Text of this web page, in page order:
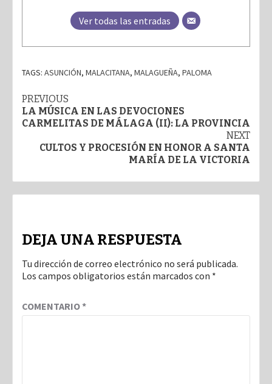
Ver todas las entradas
TAGS: ASUNCIÓN, MALACITANA, MALAGUEÑA, PALOMA
Post
navigation
PREVIOUS
LA MÚSICA EN LAS DEVOCIONES
CARMELITAS DE MÁLAGA (II): LA PROVINCIA
NEXT
CULTOS Y PROCESIÓN EN HONOR A SANTA
MARÍA DE LA VICTORIA
DEJA UNA RESPUESTA
Tu dirección de correo electrónico no será publicada.
Los campos obligatorios están marcados con *
COMENTARIO*